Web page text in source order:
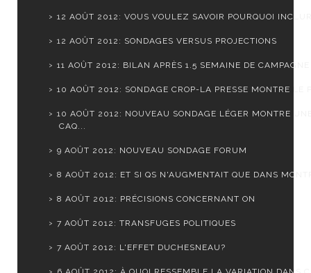
12 AOÛT 2012: VOUS VOULEZ SAVOIR POURQUOI
12 AOÛT 2012: SONDAGES VERSUS PROJECTIONS
11 AOÛT 2012: BILAN APRÈS 1.5 SEMAINE DE CAMPAGNE
10 AOÛT 2012: SONDAGE CROP-LA PRESSE MONTRE LE
10 AOÛT 2012: NOUVEAU SONDAGE LÉGER MONTRE
CAQ...
9 AOÛT 2012: NOUVEAU SONDAGE FORUM
8 AOÛT 2012: ET SI QS N'AUGMENTAIT QUE DANS
8 AOÛT 2012: PRÉCISIONS CONCERNANT ON
7 AOÛT 2012: TRANSFUGES POLITIQUES
7 AOÛT 2012: L'EFFET DUCHESNEAU?